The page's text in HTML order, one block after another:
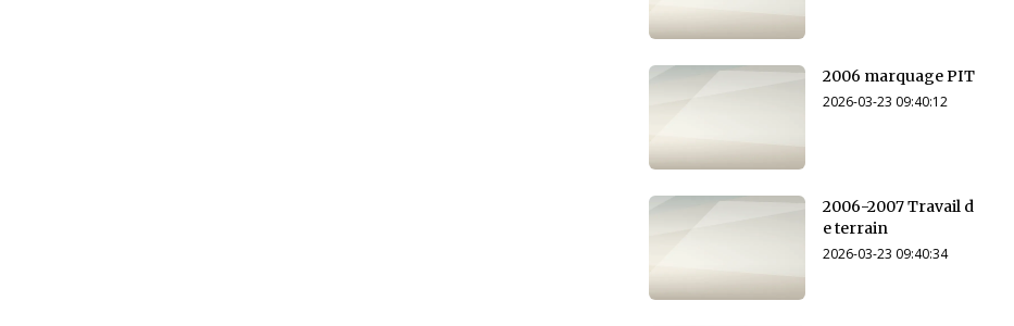
2006 marquage PIT
2026-03-23 09:40:12
2006-2007 Travail d
e terrain
2026-03-23 09:40:34